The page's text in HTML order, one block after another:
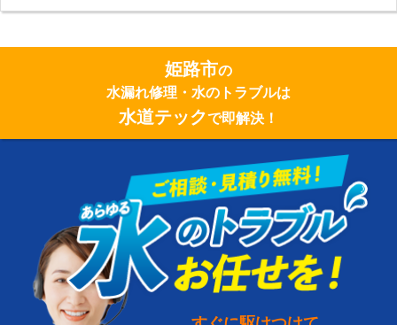
姫路市の
水漏れ修理・水のトラブルは
水道テックで即解決！